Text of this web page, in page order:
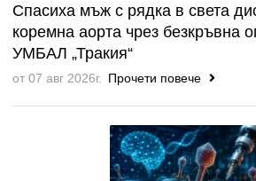
Спасиха мъж с рядка в света
коремна аорта чрез безкръвна
УМБАЛ „Тракия“
от 07 авг 2026г. Прочети повече